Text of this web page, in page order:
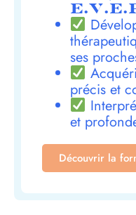
ses
précis et
et
Découvrir la